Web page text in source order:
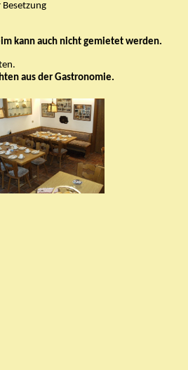
kann auch nicht gemietet werden.
aus der Gastronomie.